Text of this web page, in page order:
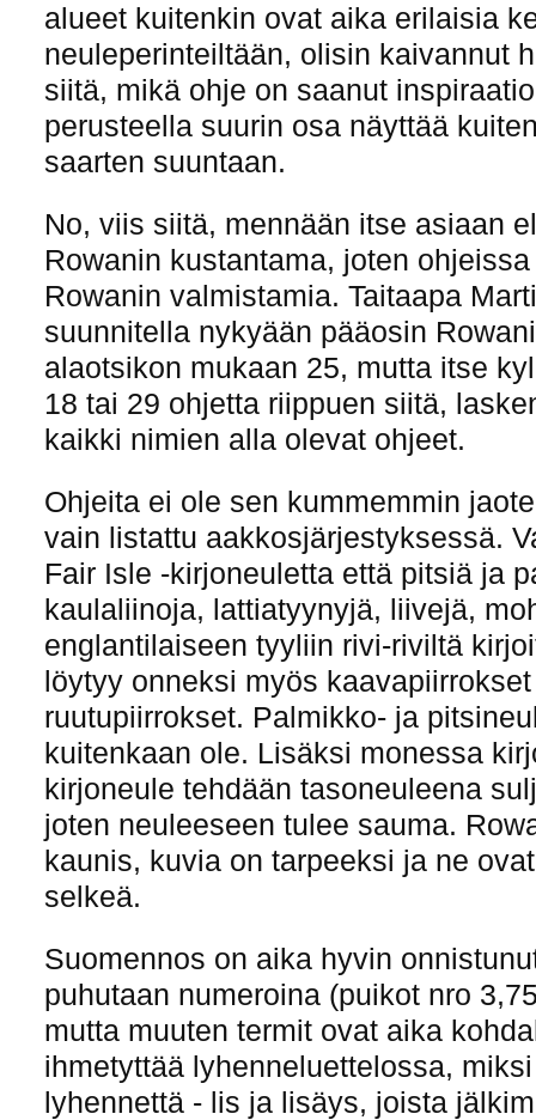
alueet kuitenkin ovat aika erilaisia
neuleperinteiltään, olisin kaivannut
siitä, mikä ohje on saanut
perusteella suurin osa näyttää
saarten suuntaan.
No, viis siitä, mennään itse asiaan
Rowanin kustantama, joten
Rowanin valmistamia. Taitaapa
suunnitella nykyään pääosin
alaotsikon mukaan 25, mutta itse
18 tai 29 ohjetta riippuen siitä,
kaikki nimien alla olevat ohjeet.
Ohjeita ei ole sen kummemmin
vain listattu aakkosjärjestyksessä.
Fair Isle -kirjoneuletta että pitsiä ja
kaulaliinoja, lattiatyynyjä, liivejä,
englantilaiseen tyyliin rivi-riviltä
löytyy onneksi myös
ruutupiirrokset. Palmikko- ja
kuitenkaan ole. Lisäksi monessa
kirjoneule tehdään tasoneuleena
joten neuleeseen tulee sauma.
kaunis, kuvia on tarpeeksi ja ne
selkeä.
Suomennos on aika hyvin
puhutaan numeroina (puikot nro
mutta muuten termit ovat aika
ihmetyttää lyhenneluettelossa,
lyhennettä - lis ja lisäys, joista